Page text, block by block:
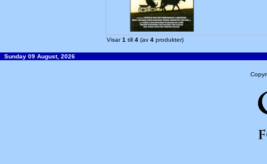
Visar1 till 4 (av 4 produkter)
Sunday 09 August, 2026